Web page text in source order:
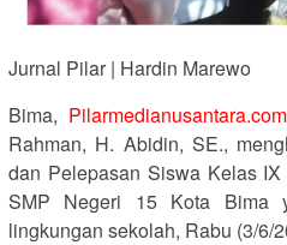
Jurnal Pilar | Hardin Marewo
Bima, Pilarmedianusantara.com
Rahman, H. Abidin, SE.,
dan Pelepasan Siswa Kelas
SMP Negeri 15 Kota Bima
lingkungan sekolah, Rabu (3/6/